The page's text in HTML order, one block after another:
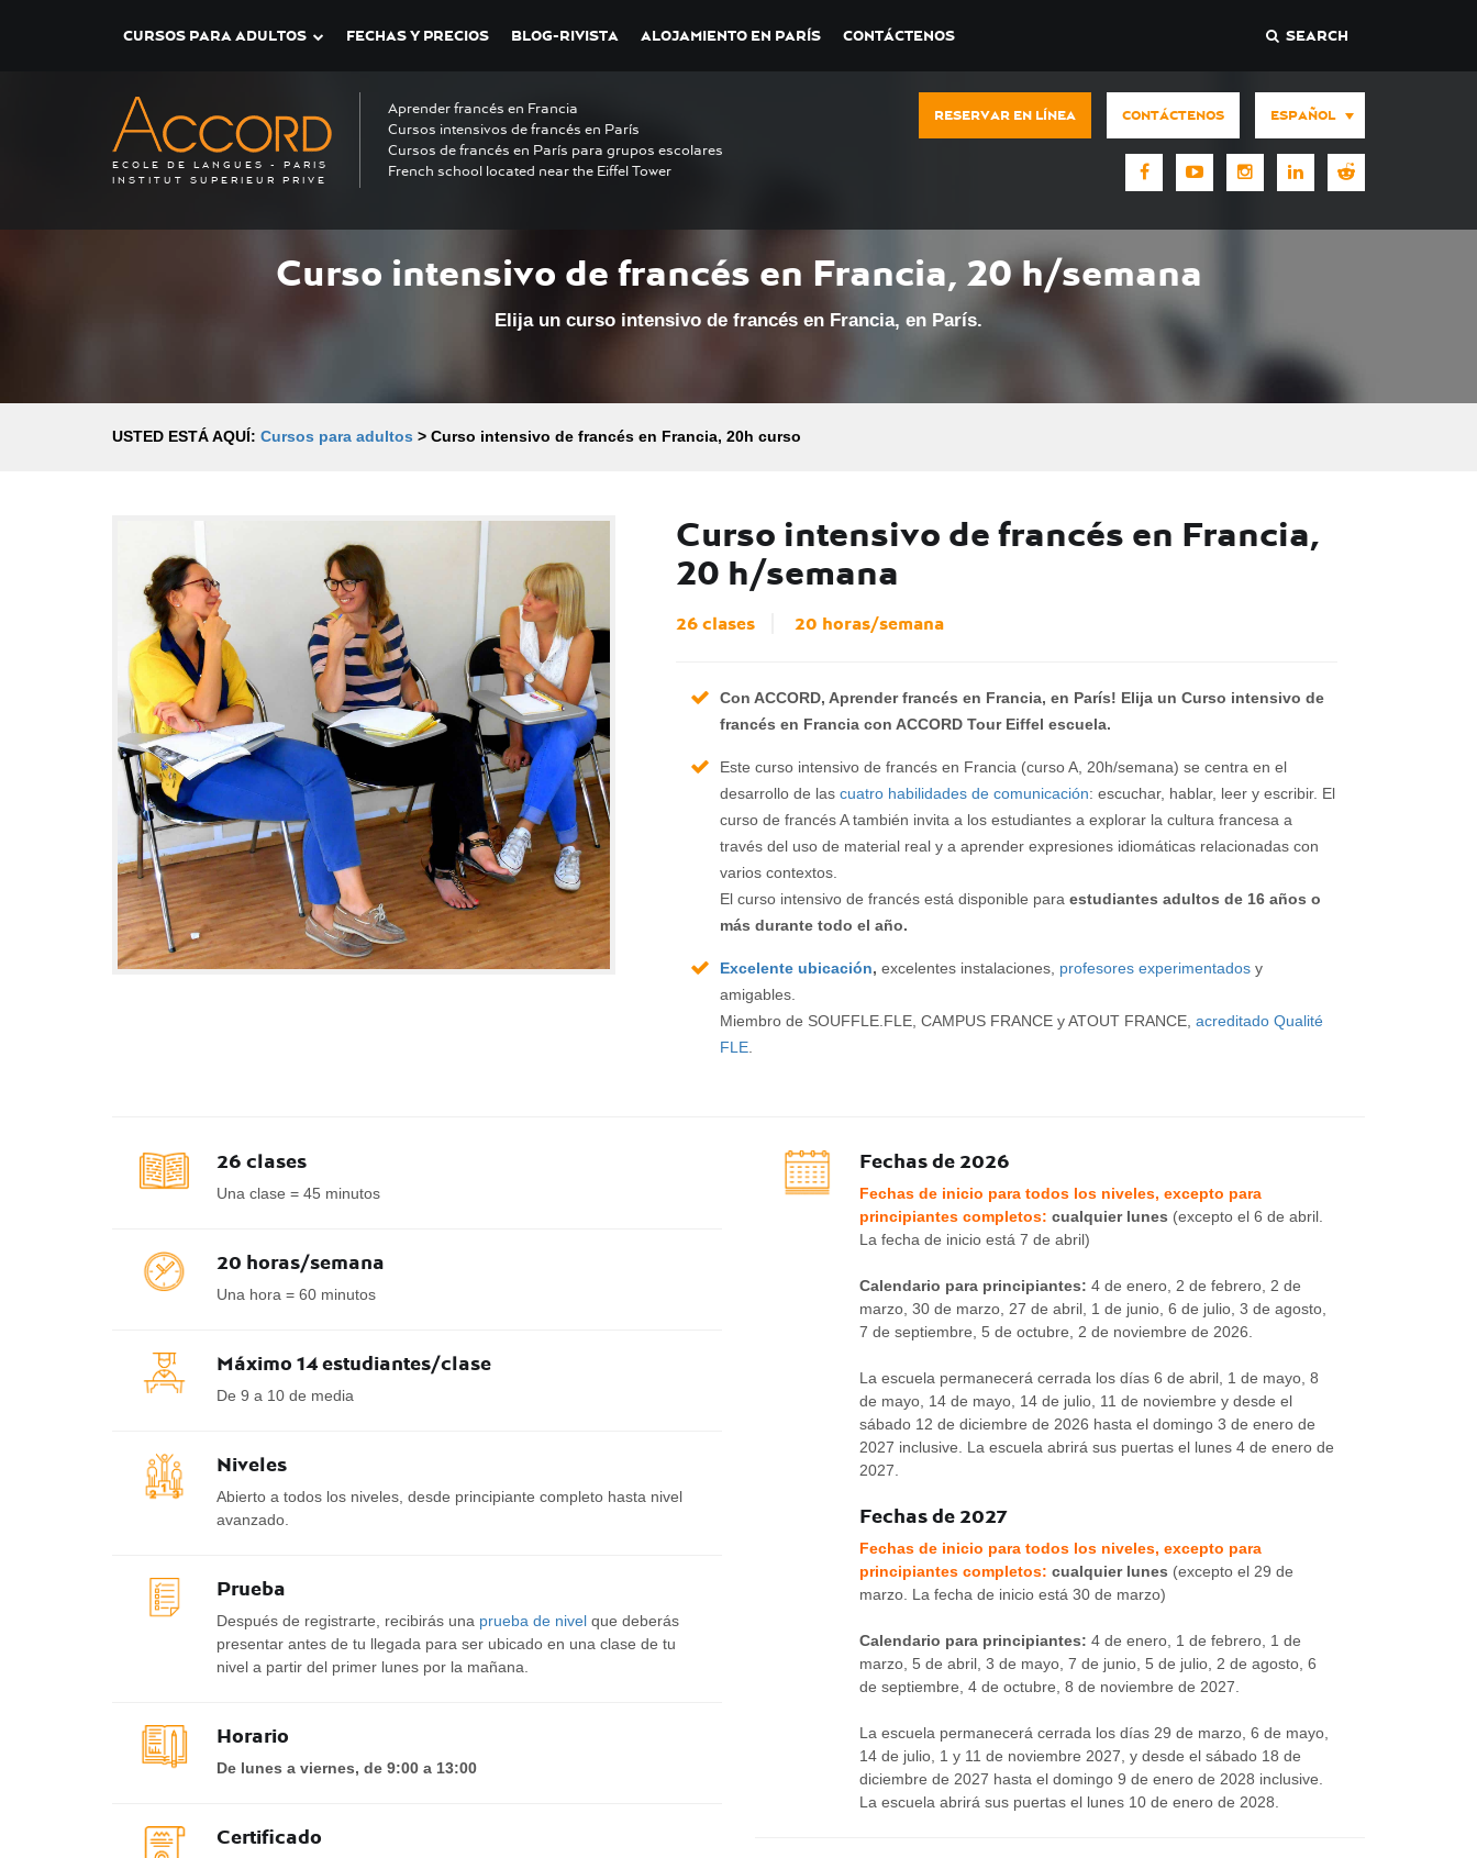
CURSOS PARA ADULTOS FECHAS Y PRECIOS BLOG-RIVISTA ALOJAMIENTO EN PARÍS CONTÁCTENOS SEARCH
ECOLE DE LANGUES - PARIS
INSTITUT SUPERIEUR PRIVE
Aprender francés en Francia
Cursos intensivos de francés en París
Cursos de francés en París para grupos escolares
French school located near the Eiffel Tower
RESERVAR EN LÍNEA CONTÁCTENOS ESPAÑOL
Curso intensivo de francés en Francia, 20 h/semana
Elija un curso intensivo de francés en Francia, en París.
USTED ESTÁ AQUÍ: Cursos para adultos > Curso intensivo de francés en Francia, 20h curso
Curso intensivo de francés en Francia,
20 h/semana
26 clases 20 horas/semana
Con ACCORD, Aprender francés en Francia, en París! Elija un Curso intensivo de
francés en Francia con ACCORD Tour Eiffel escuela.
Este curso intensivo de francés en Francia (curso A, 20h/semana) se centra en el
desarrollo de las cuatro habilidades de comunicación: escuchar, hablar, leer y escribir. El
curso de francés A también invita a los estudiantes a explorar la cultura francesa a
través del uso de material real y a aprender expresiones idiomáticas relacionadas con
varios contextos.
El curso intensivo de francés está disponible para estudiantes adultos de 16 años o
más durante todo el año.
Excelente ubicación, excelentes instalaciones, profesores experimentadosy
amigables.
Miembro de SOUFFLE.FLE, CAMPUS FRANCE y ATOUT FRANCE, acreditado Qualité
FLE.
26 clases
Una clase = 45 minutos
20 horas/semana
Una hora = 60 minutos
Máximo 14 estudiantes/clase
De 9 a 10 de media
Niveles
Abierto a todos los niveles, desde principiante completo hasta nivel
avanzado.
Prueba
Después de registrarte, recibirás una prueba de nivel que deberás
presentar antes de tu llegada para ser ubicado en una clase de tu
nivel a partir del primer lunes por la mañana.
Horario
De lunes a viernes, de 9:00 a 13:00
Certificado
Fechas de 2026
Fechas de inicio para todos los niveles, excepto para
principiantes completos: cualquier lunes (excepto el 6 de abril.
La fecha de inicio está 7 de abril)
Calendario para principiantes: 4 de enero, 2 de febrero, 2 de
marzo, 30 de marzo, 27 de abril, 1 de junio, 6 de julio, 3 de agosto,
7 de septiembre, 5 de octubre, 2 de noviembre de 2026.
La escuela permanecerá cerrada los días 6 de abril, 1 de mayo, 8
de mayo, 14 de mayo, 14 de julio, 11 de noviembre y desde el
sábado 12 de diciembre de 2026 hasta el domingo 3 de enero de
2027 inclusive. La escuela abrirá sus puertas el lunes 4 de enero de
2027.
Fechas de 2027
Fechas de inicio para todos los niveles, excepto para
principiantes completos: cualquier lunes (excepto el 29 de
marzo. La fecha de inicio está 30 de marzo)
Calendario para principiantes: 4 de enero, 1 de febrero, 1 de
marzo, 5 de abril, 3 de mayo, 7 de junio, 5 de julio, 2 de agosto, 6
de septiembre, 4 de octubre, 8 de noviembre de 2027.
La escuela permanecerá cerrada los días 29 de marzo, 6 de mayo,
14 de julio, 1 y 11 de noviembre 2027, y desde el sábado 18 de
diciembre de 2027 hasta el domingo 9 de enero de 2028 inclusive.
La escuela abrirá sus puertas el lunes 10 de enero de 2028.